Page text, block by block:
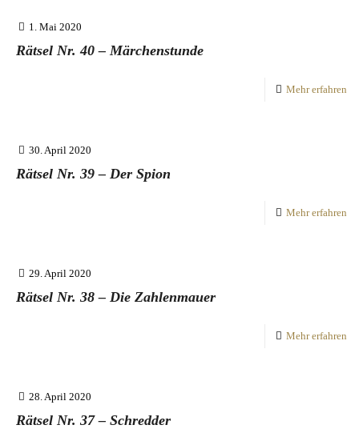
1. Mai 2020
Rätsel Nr. 40 – Märchenstunde
Mehr erfahren
30. April 2020
Rätsel Nr. 39 – Der Spion
Mehr erfahren
29. April 2020
Rätsel Nr. 38 – Die Zahlenmauer
Mehr erfahren
28. April 2020
Rätsel Nr. 37 – Schredder